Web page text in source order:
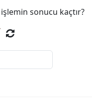
sonucu kaçtır?